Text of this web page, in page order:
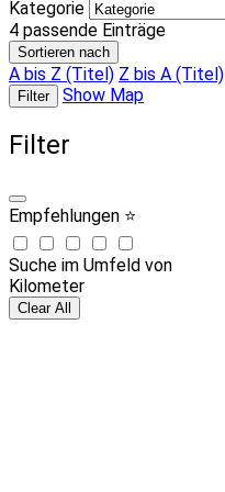
Kategorie
4 passende Einträge
Sortieren nach
A bis Z (Titel) Z bis A (Titel)
Filter Show Map
Filter
Empfehlungen ⭐
Suche im Umfeld von
Kilometer
Clear All